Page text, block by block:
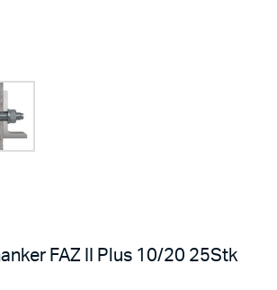
FAZ II Plus 10/20 25Stk